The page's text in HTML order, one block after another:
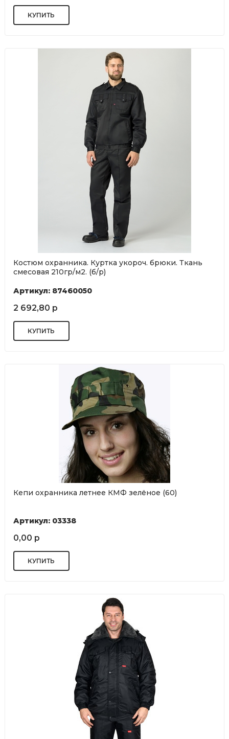
Костюм охранника. Куртка укороч. брюки. Ткань
смесовая 210гр/м2. (б/р)
Артикул: 87460050
2 692,80 р
Кепи охранника летнее КМФ зелёное (60)
Артикул: 03338
0,00 р